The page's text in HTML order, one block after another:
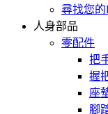
尋找您
人身部品
零配件
把
握
座
腳